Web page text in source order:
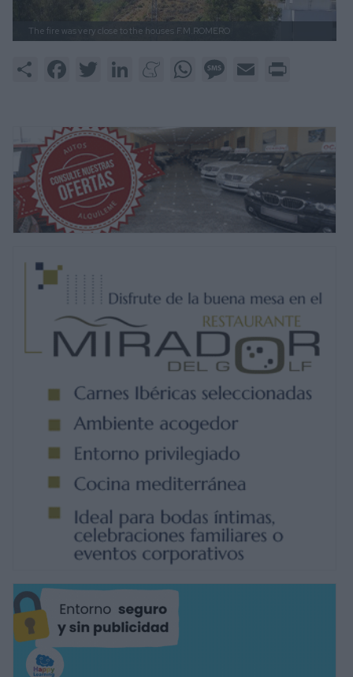
The fire was very close to the houses F.M.ROMERO
Share FacebookTwitter LinkedInMeneameWhatsAppMessage
Email